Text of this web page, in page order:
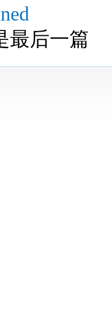
最后一篇